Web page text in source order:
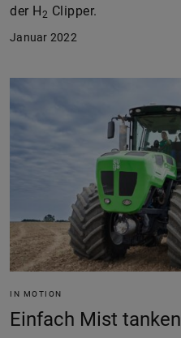
der H2 Clipper.
Januar 2022
IN MOTION
Einfach Mist tanken